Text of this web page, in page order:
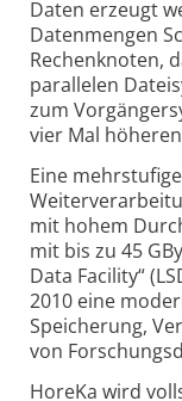
Daten erzeugt
Datenmengen
Rechenknoten,
parallelen
zum
vier Mal
Eine
mit hohem
mit bis zu 45
Data Facility“
2010 eine
Speicherung,
von
HoreKa wird